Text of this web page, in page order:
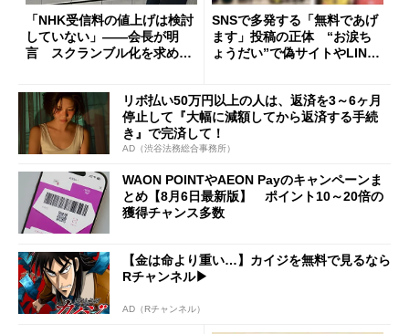
「NHK受信料の値上げは検討
していない」――会長が明
言 スクランブル化を求める
SNSで多発する「無料であげ
ます」投稿の正体 “お涙ち
ょうだい”で偽サイトやLINE
リボ払い50万円以上の人は、返済を3～6ヶ月
停止して『大幅に減額してから返済する手続
き』で完済して！
AD（渋谷法務総合事務所）
WAON POINTやAEON Payのキャンペーンま
とめ【8月6日最新版】 ポイント10～20倍の
獲得チャンス多数
【金は命より重い…】カイジを無料で見るなら
Rチャンネル▶︎
AD（Rチャンネル）